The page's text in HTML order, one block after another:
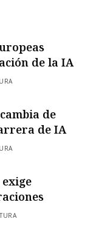
de la IA
de
de IA